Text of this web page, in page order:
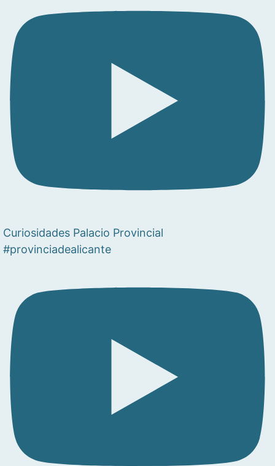
Curiosidades Palacio Provincial
#provinciadealicante